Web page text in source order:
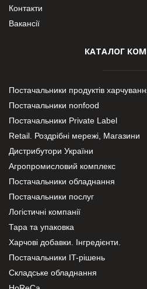
Контакти
Вакансії
КАТАЛОГ
Постачальники продуктів
Постачальники nonfood
Постачальники Private Label
Retail. Роздрібні мережі, Магазини
Дистрибутори України
Агропромисловий комплекс
Постачальники обладнання
Постачальники послуг
Логістичні компанії
Тара та упаковка
Харчові добавки. Інгредієнти.
Постачальники IT-рішень
Складське обладнання